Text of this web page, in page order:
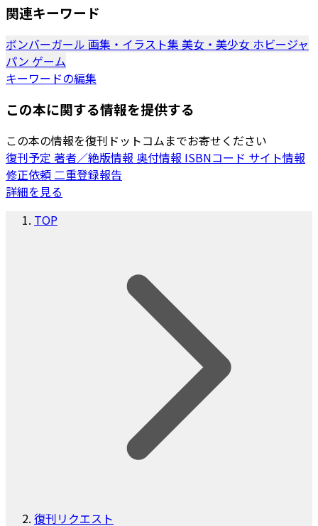
関連キーワード
ボンバーガール 画集・イラスト集 美女・美少女 ホビージャ
パン ゲーム
キーワードの編集
この本に関する情報を提供する
この本の情報を復刊ドットコムまでお寄せください
復刊予定 著者／絶版情報 奥付情報 ISBNコード サイト情報
修正依頼二重登録報告
詳細を見る
TOP
復刊リクエスト